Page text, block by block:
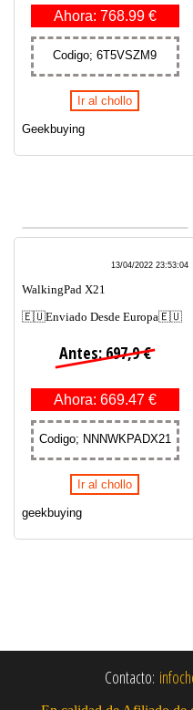
Ahora: 768.99 €
Codigo; 6T5VSZM9
Ir al chollo
Geekbuying
13/04/2022 23:53:04
WalkingPad X21
🇪🇺Enviado Desde Europa🇪🇺
Antes: 697,9 €
Ahora: 669.47 €
Codigo; NNNWKPADX21
Ir al chollo
geekbuying
Contacto: